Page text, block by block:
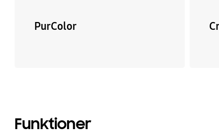
PurColor
Funktioner